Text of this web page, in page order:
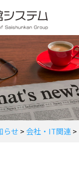
らせ > 会社・IT関連>